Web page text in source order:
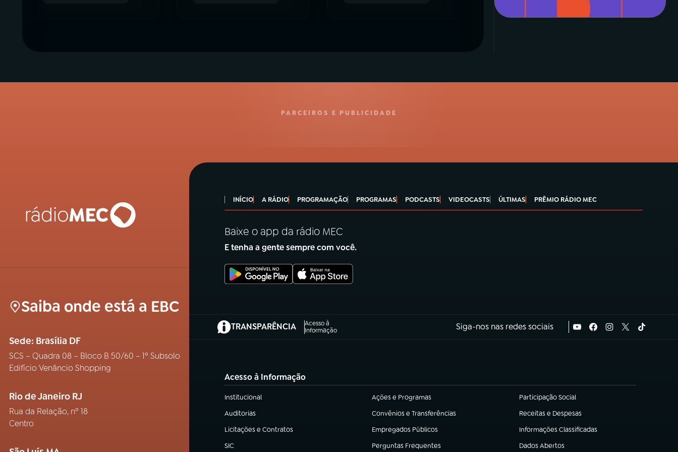
PARCEIROS E PUBLICIDADE
Saiba onde está a EBC
Sede: Brasília DF
SCS – Quadra 08 – Bloco B 50/60 – 1º Subsolo
Edifício Venâncio Shopping
Rio de Janeiro RJ
Rua da Relação, nº 18
Centro
INÍCIO A RÁDIO PROGRAMAÇÃO PROGRAMAS PODCASTS VIDEOCASTS ÚLTIMAS PRÊMIO RÁDIO MEC
Baixe o app da rádio MEC
E tenha a gente sempre com você.
TRANSPARÊNCIA
Acesso à
Informação
(abre em nova aba) Siga-nos nas redes sociais
Acesso à Informação
Institucional
(abre em nova aba) Ações e Programas
(abre em nova aba) Participação Social
(abre em nova aba)
Auditorias
(abre em nova aba) Convênios e Transferências
(abre em nova aba) Receitas e Despesas
(abre em nova aba)
Licitações e Contratos
(abre em nova aba) Empregados Públicos
(abre em nova aba) Informações Classificadas
(abre em nova aba)
SIC
(abre em nova aba) Perguntas Frequentes
(abre em nova aba) Dados Abertos
(abre em nova aba)